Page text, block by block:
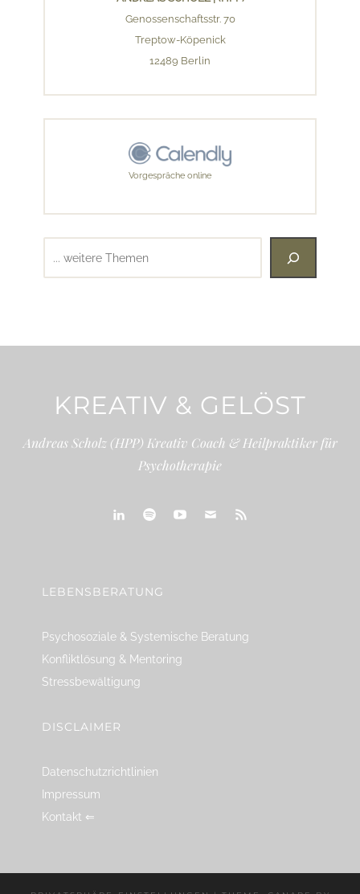
Genossenschaftsstr. 70
Treptow-Köpenick
12489 Berlin
Vorgespräche online
KREATIV & GELÖST
Andreas Scholz (HPP) Kreativ Coach & Heilpraktiker für
Psychotherapie
LEBENSBERATUNG
Psychosoziale & Systemische Beratung
Konfliktlösung & Mentoring
Stressbewältigung
DISCLAIMER
Datenschutzrichtlinien
Impressum
Kontakt ⇐